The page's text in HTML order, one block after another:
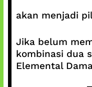
akan menjadi
Jika belum
kombinasi dua
Elemental